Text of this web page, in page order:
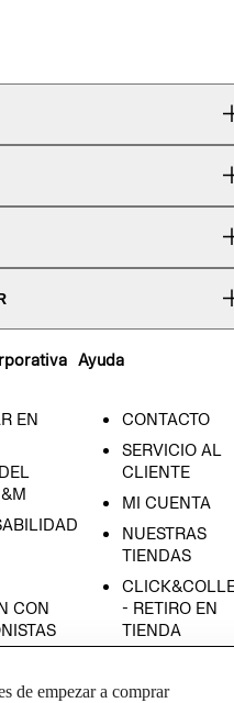
EN
CON
Ayuda
CONTACTO
SERVICIO AL
CLIENTE
MI CUENTA
NUESTRAS
TIENDAS
- RETIRO EN
TIENDA
de empezar a comprar